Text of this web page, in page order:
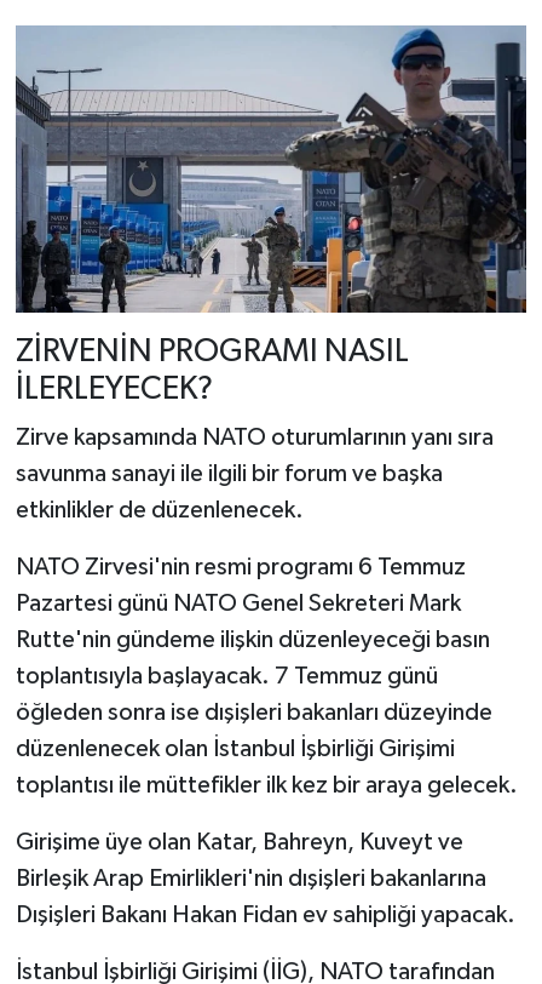
ZİRVENİN PROGRAMI NASIL
İLERLEYECEK?
Zirve kapsamında NATO oturumlarının yanı sıra
savunma sanayi ile ilgili bir forum ve başka
etkinlikler de düzenlenecek.
NATO Zirvesi'nin resmi programı 6 Temmuz
Pazartesi günü NATO Genel Sekreteri Mark
Rutte'nin gündeme ilişkin düzenleyeceği basın
toplantısıyla başlayacak. 7 Temmuz günü
öğleden sonra ise dışişleri bakanları düzeyinde
düzenlenecek olan İstanbul İşbirliği Girişimi
toplantısı ile müttefikler ilk kez bir araya gelecek.
Girişime üye olan Katar, Bahreyn, Kuveyt ve
Birleşik Arap Emirlikleri'nin dışişleri bakanlarına
Dışişleri Bakanı Hakan Fidan ev sahipliği yapacak.
İstanbul İşbirliği Girişimi (İİG), NATO tarafından